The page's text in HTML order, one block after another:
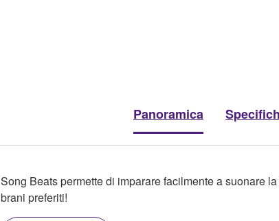
Panoramica
Song Beats permette di imparare facilmente a suonare
brani preferiti!